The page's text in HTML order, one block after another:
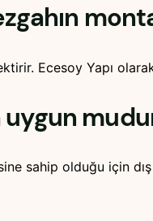
Ecesoy Yapı
uygun
sahip olduğu için